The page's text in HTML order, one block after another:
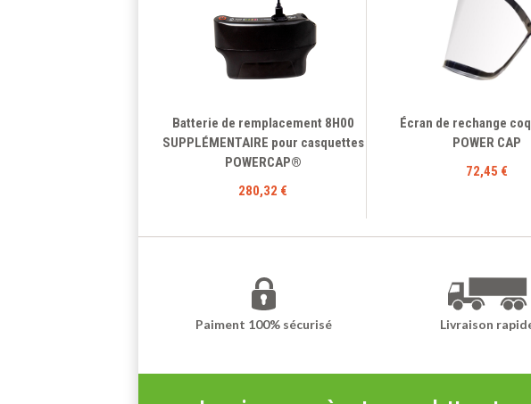
Batterie de remplacement 8H00
SUPPLÉMENTAIRE pour casquettes
POWERCAP®
280,32 €
Ajouter au panier
Écran de rechange
POWER CAP
72,45 €
Ajouter au
Paiment 100% sécurisé Livraison